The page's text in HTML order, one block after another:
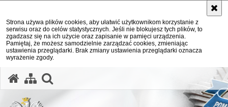
Strona używa plików cookies, aby ułatwić użytkownikom korzystanie z
serwisu oraz do celów statystycznych. Jeśli nie blokujesz tych plików, to
zgadzasz się na ich użycie oraz zapisanie w pamięci urządzenia.
Pamiętaj, że możesz samodzielnie zarządzać cookies, zmieniając
ustawienia przeglądarki. Brak zmiany ustawienia przeglądarki oznacza
wyrażenie zgody.